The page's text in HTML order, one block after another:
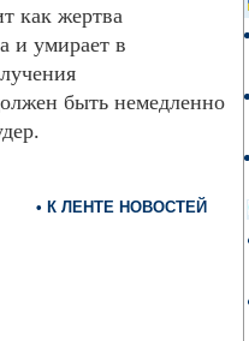
как жертва
и умирает в
быть немедленно
• К ЛЕНТЕ НОВОСТЕЙ